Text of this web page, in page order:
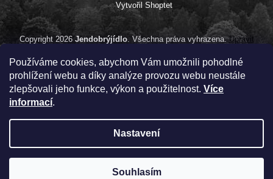
Používáme cookies, abychom Vám umožnili pohodlné
prohlížení webu a díky analýze provozu webu neustále
zlepšovali jeho funkce, výkon a použitelnost. Více
informací.
Nastavení
Souhlasím
Vytvořil Shoptet
Copyright 2026 Jendobrýjídlo. Všechna práva vyhrazena.Upravit